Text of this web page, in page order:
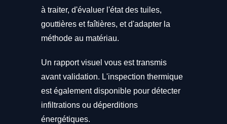
à traiter, d'évaluer l'état des tuiles,
gouttières et faîtières, et d'adapter la
méthode au matériau.
Un rapport visuel vous est transmis
avant validation. L'inspection thermique
est également disponible pour détecter
infiltrations ou déperditions
énergétiques.